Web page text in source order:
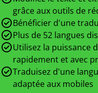
grâce aux outils de
Bénéficier d'une
Plus de 52 langues
Utilisez la puissance
rapidement et avec
Traduisez d'une
adaptée aux mobiles